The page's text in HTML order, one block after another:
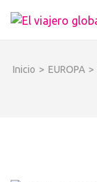
Inicio > EUROPA >